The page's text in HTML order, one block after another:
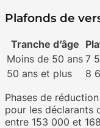
Plafonds de
Tranche d’âge
Moins de 50 ans 7
50 ans et plus
8
Phases de
pour les déclarants
entre 153 000 et